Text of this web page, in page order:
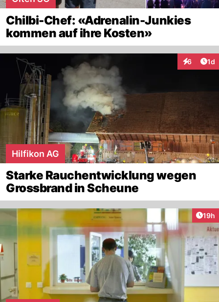
Chilbi-Chef: «Adrenalin-Junkies
kommen auf ihre Kosten»
6 1d
Hilfikon AG
Starke Rauchentwicklung wegen
Grossbrand in Scheune
19h